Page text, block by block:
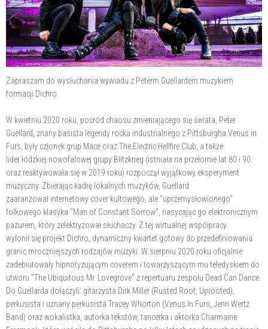
Zapraszam do wysłuchania wywiadu z Peterm Guellardem muzykiem
formacji Dichro.
W kwietniu 2020 roku, pośród chaosu zmieniającego się świata, Peter
Guellard, znany basista legendy rocka industrialnego z Pittsburgha Venus in
Furs, były członek grup Mace oraz The Electric Hellfire Club, a także
lider łódzkiej nowofalowej grupy Blitzkrieg (istniała na przełomie lat 80 i 90.
oraz reaktywowała się w 2019 roku) rozpoczął wyjątkowy eksperyment
muzyczny. Zbierając kadrę lokalnych muzyków, Guellard
zaaranżował internetowy cover kultowego, ale "uprzemysłowionego"
folkowego klasyka "Man of Constant Sorrow", nasycając go elektronicznym
pazurem, który zelektryzował słuchaczy. Z tej wirtualnej współpracy
wyłonił się projekt Dichro, dynamiczny kwartet gotowy do przedefiniowania
granic mroczniejszych rodzajów muzyki. W sierpniu 2020 roku oficjalnie
zadebiutowały hipnotyzującym coverem i towarzyszącym mu teledyskiem do
utworu "The Ubiquitous Mr. Lovegrove" z repertuaru zespołu Dead Can Dance.
Do Guellarda dołączyli: gitarzysta Dirk Miller (Rusted Root, Uprooted),
perkusista i uznany perkusista Tracey Whorton (Venus In Furs, Jenn Wertz
Band) oraz wokalistka, autorka tekstów, tancerka i aktorka Charmaine